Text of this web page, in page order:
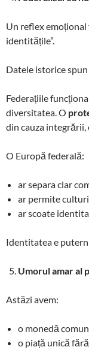
Un reflex emoțional
identitățile”.
Datele istorice spun
Federațiile
diversitatea. O
din cauza integrării,
O Europă federală:
ar separa clar
ar permite
ar scoate
Identitatea e
Umorul amar al
Astăzi avem:
o monedă
o piață unică